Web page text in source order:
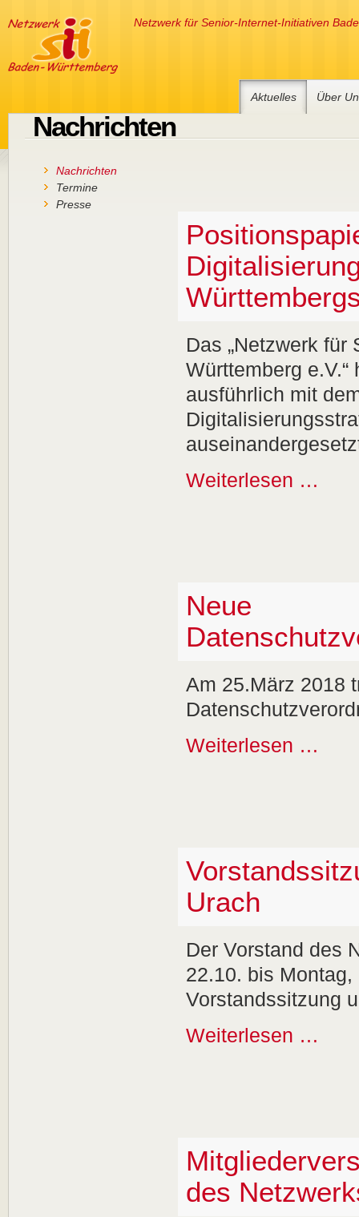
Netzwerk für Senior-Internet-Initiativen
Aktuelles Über
Nachrichten
Termine
Presse
Nachrichten
Das „Netzwerk
Württemberg
ausführlich mit
Weiterlesen …
Neue
Am 25.März 2018
Weiterlesen …
Urach
Der Vorstand des
22.10. bis
Vorstandssitzung
Weiterlesen …
des